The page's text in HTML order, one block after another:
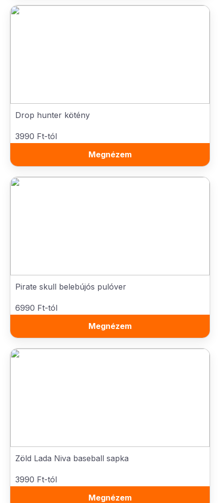
Drop hunter kötény
3990 Ft-tól
Megnézem
Pirate skull belebújós pulóver
6990 Ft-tól
Megnézem
Zöld Lada Niva baseball sapka
3990 Ft-tól
Megnézem